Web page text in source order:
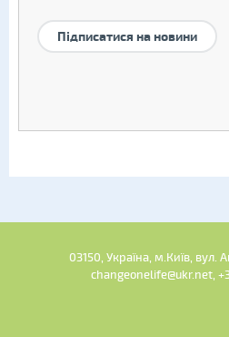
Підписатися на новини
03150, Україна, м.Київ, вул.
changeonelife@ukr.net,